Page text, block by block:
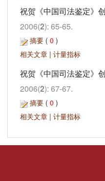
祝贺《中国司法鉴定》
2006(2): 65-65.
摘要 ( 0 )
相关文章 | 计量指标
祝贺《中国司法鉴定》
2006(2): 67-67.
摘要 ( 0 )
相关文章 | 计量指标